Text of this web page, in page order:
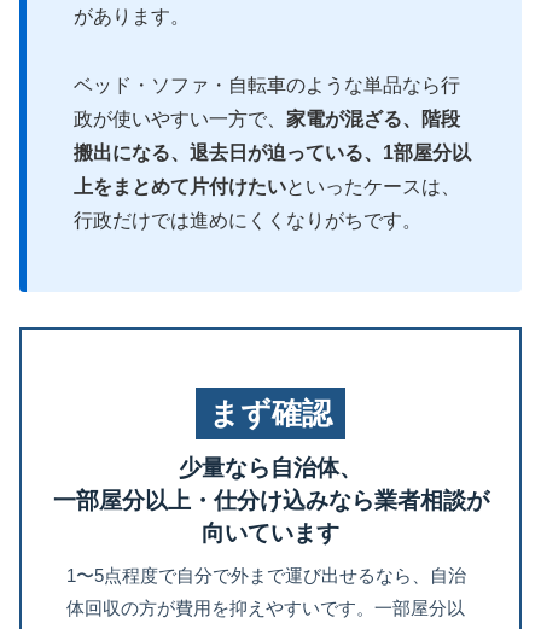
があります。
ベッド・ソファ・自転車のような単品なら行
政が使いやすい一方で、 家電が混ざる、階段
搬出になる、退去日が迫っている、1部屋分以
上をまとめて片付けたいといったケースは、
行政だけでは進めにくくなりがちです。
まず確認
少量なら自治体、
一部屋分以上・仕分け込みなら業者相談が
向いています
1〜5点程度で自分で外まで運び出せるなら、自治
体回収の方が費用を抑えやすいです。一部屋分以